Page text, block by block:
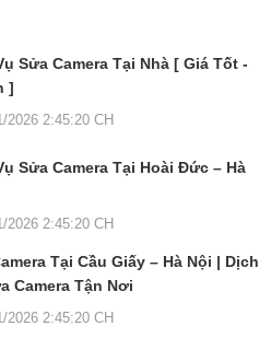
Sửa Camera Tại Nhà [ Giá Tốt -
]
2026 2:45:20 CH
Sửa Camera Tại Hoài Đức – Hà
2026 2:45:20 CH
Tại Cầu Giấy – Hà Nội | Dịch
Camera Tận Nơi
2026 2:45:20 CH